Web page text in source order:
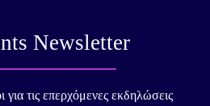
Newsletter
τις επερχόμενες εκδηλώσεις